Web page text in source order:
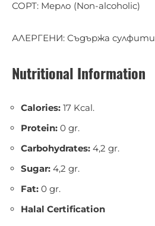
СОРТ: Мерло (Non-alcoholic)
АЛЕРГЕНИ: Съдържа сулфити
Nutritional Information
Calories: 17 Kcal.
Protein: 0 gr.
Carbohydrates: 4,2 gr.
Sugar: 4,2 gr.
Fat: 0 gr.
Halal Certification